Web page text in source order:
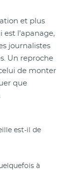
et plus
l’apanage,
journalistes
Un reproche
de monter
que
est-il de
à